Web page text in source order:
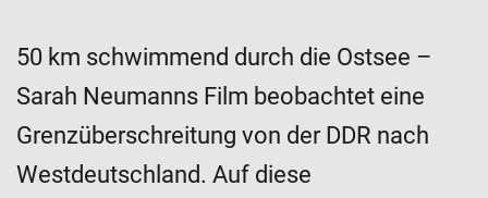
50 km schwimmend durch die Ostsee –
Sarah Neumanns Film beobachtet eine
Grenzüberschreitung von der DDR nach
Westdeutschland. Auf diese